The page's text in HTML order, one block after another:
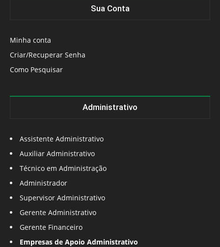
Sua Conta
Minha conta
Criar/Recuperar Senha
Como Pesquisar
Administrativo
Assistente Administrativo
Auxiliar Administrativo
Técnico em Administração
Administrador
Supervisor Administrativo
Gerente Administrativo
Gerente Financeiro
Empresas de Apoio Administrativo